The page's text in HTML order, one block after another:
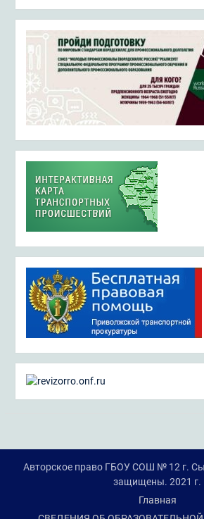
Авторское право ГБОУ СОШ № 12 г.
защищены. 2021 г.
Главная